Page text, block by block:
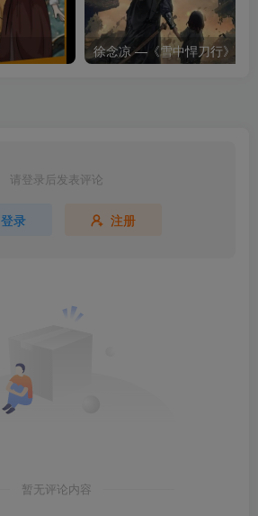
徐念凉 —《雪中悍刀行》
请登录后发表评论
登录 注册
暂无评论内容